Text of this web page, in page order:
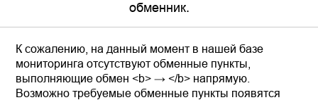
обменник.
К сожалению, на данный момент в нашей базе
мониторинга отсутствуют обменные пункты,
выполняющие обмен <b> → </b> напрямую.
Возможно требуемые обменные пункты появятся